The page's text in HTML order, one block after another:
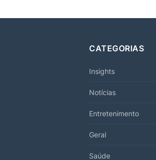
CATEGORIAS
Insights
Notícias
Entretenimento
Geral
Saúde